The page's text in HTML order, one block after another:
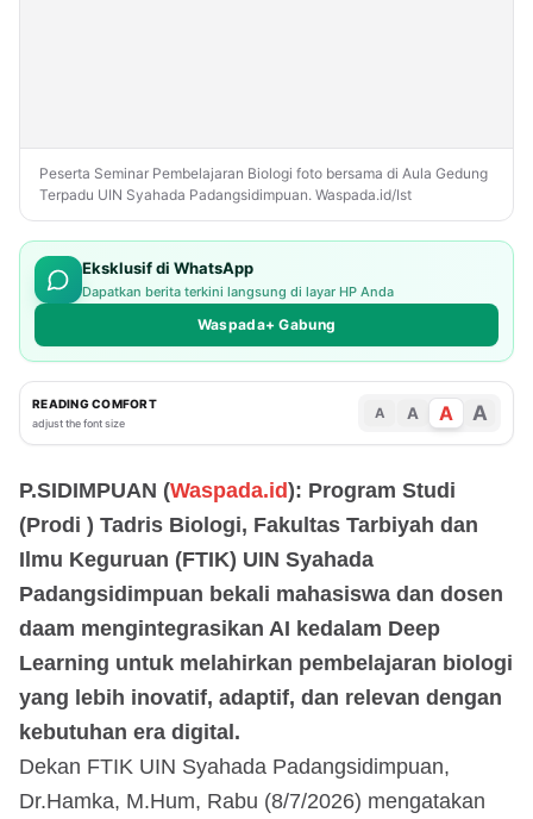
Peserta Seminar Pembelajaran Biologi foto bersama di Aula Gedung
Terpadu UIN Syahada Padangsidimpuan. Waspada.id/Ist
Eksklusif di WhatsApp
Dapatkan berita terkini langsung di layar HP Anda
Waspada+ Gabung
READING COMFORT
adjust the font size
A A A A
P.SIDIMPUAN (Waspada.id): Program Studi
(Prodi ) Tadris Biologi, Fakultas Tarbiyah dan
Ilmu Keguruan (FTIK) UIN Syahada
Padangsidimpuan bekali mahasiswa dan dosen
daam mengintegrasikan AI kedalam Deep
Learning untuk melahirkan pembelajaran biologi
yang lebih inovatif, adaptif, dan relevan dengan
kebutuhan era digital.
Dekan FTIK UIN Syahada Padangsidimpuan,
Dr.Hamka, M.Hum, Rabu (8/7/2026) mengatakan